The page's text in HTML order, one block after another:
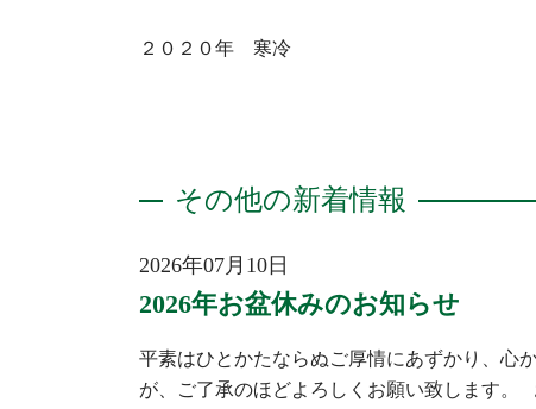
２０２０年 寒冷
その他の新着情報
2026年07月10日
2026年お盆休みのお知らせ
平素はひとかたならぬご厚情にあずかり、心
が、ご了承のほどよろしくお願い致します